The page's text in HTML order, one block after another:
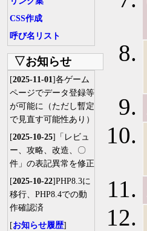
CSS作成
呼び名リスト
▽お知らせ
[2025-11-01]各ゲーム
ページでデータ登録等
が可能に（ただし暫定
で見直す可能性あり）
[2025-10-25]「レビュ
ー、攻略、改造、〇
件」の表記異常を修正
[2025-10-22]PHP8.3に
移行、PHP8.4での動
作確認済
[お知らせ履歴]